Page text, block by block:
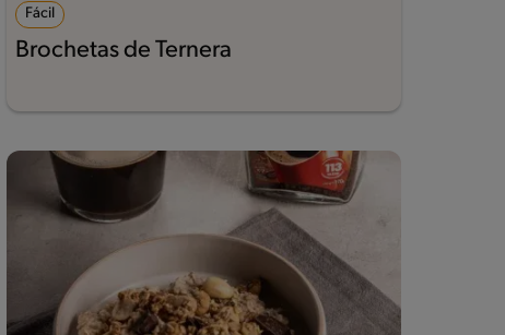
Fácil
Brochetas de Ternera